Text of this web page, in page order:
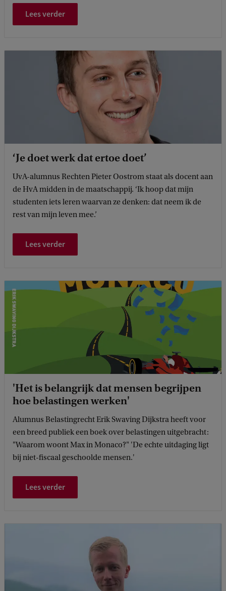
Lees verder
‘Je doet werk dat ertoe doet’
UvA-alumnus Rechten Pieter Oostrom staat als docent aan
de HvA midden in de maatschappij. ‘Ik hoop dat mijn
studenten iets leren waarvan ze denken: dat neem ik de
rest van mijn leven mee.’
Lees verder
'Het is belangrijk dat mensen begrijpen
hoe belastingen werken'
Alumnus Belastingrecht Erik Swaving Dijkstra heeft voor
een breed publiek een boek over belastingen uitgebracht:
"Waarom woont Max in Monaco?" 'De echte uitdaging ligt
bij niet-fiscaal geschoolde mensen.'
Lees verder